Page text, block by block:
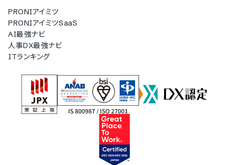
PRONIアイミツ
PRONIアイミツSaaS
AI最強ナビ
人事DX最強ナビ
ITランキング